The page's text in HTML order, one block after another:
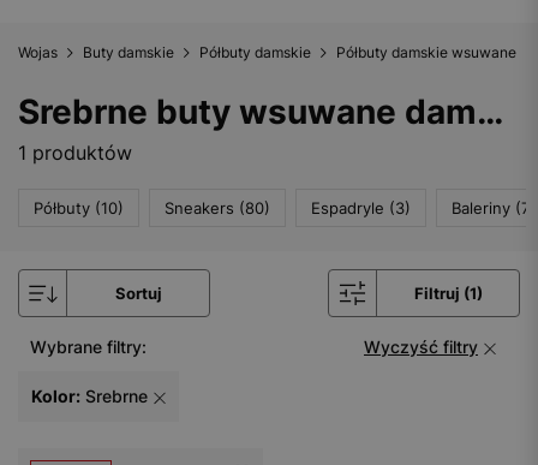
Wojas Buty damskie Półbuty damskie Półbuty damskie wsuwane
Srebrne buty wsuwane damskie
1 produktów
Półbuty (10) Sneakers (80) Espadryle (3) Baleriny
Sortuj Filtruj (1)
Wybrane filtry: Wyczyść filtry
Kolor: Srebrne